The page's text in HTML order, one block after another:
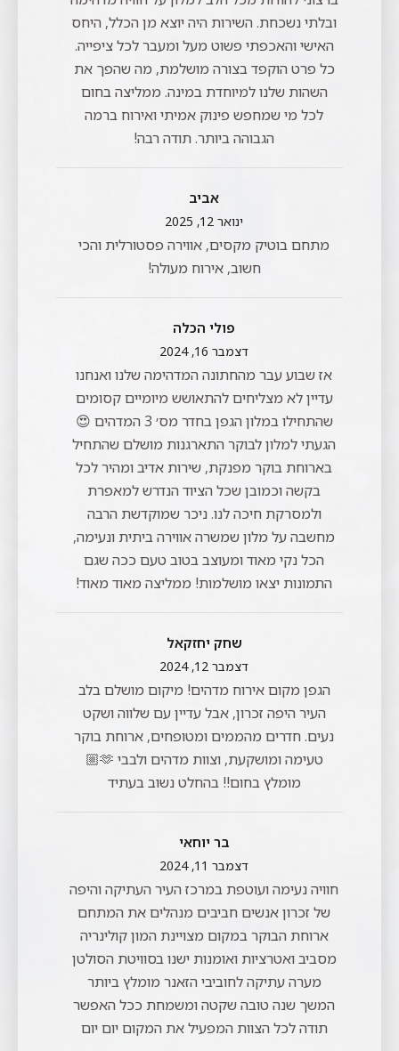
ובלתי נשכחת. השירות היה יוצא מן הכלל, היחס
האישי והאכפתי פשוט מעל ומעבר לכל ציפייה.
כל פרט הוקפד בצורה מושלמת, מה שהפך את
השהות שלנו למיוחדת במינה. ממליצה בחום
לכל מי שמחפש פינוק אמיתי ואירוח ברמה
הגבוהה ביותר. תודה רבה!
אביב
ינואר 12, 2025
מתחם בוטיק מקסים, אווירה פסטורלית והכי
חשוב, אירוח מעולה!
פולי הכלה
דצמבר 16, 2024
אז שבוע עבר מהחתונה המדהימה שלנו ואנחנו
עדיין לא מצליחים להתאושש מיומיים קסומים
שהתחילו במלון הגפן בחדר מס׳ 3 המדהים 😍
הגעתי למלון לבוקר התארגנות מושלם שהתחיל
בארוחת בוקר מפנקת, שירות אדיב ומהיר לכל
בקשה וכמובן שכל הציוד הנדרש למאפרת
ולמסרקת חיכה לנו. ניכר שמוקדשת הרבה
מחשבה על מלון שמשרה אווירה ביתית ונעימה,
הכל נקי מאוד ומעוצב בטוב טעם ככה שגם
התמונות יצאו מושלמות! ממליצה מאוד מאוד!
שחק יחזקאל
דצמבר 12, 2024
הגפן מקום אירוח מדהים! מיקום מושלם בלב
העיר היפה זכרון, אבל עדיין עם שלווה ושקט
נעים. חדרים מהממים ומטופחים, ארוחת בוקר
טעימה ומושקעת, וצוות מדהים ולבבי 🫶🏼
מומלץ בחום!! בהחלט נשוב בעתיד
בר יוחאי
דצמבר 11, 2024
חוויה נעימה ועוטפת במרכז העיר העתיקה והיפה
של זכרון אנשים חביבים מנהלים את המתחם
ארוחת הבוקר במקום מצויינת המון קולינריה
מסביב ואטרציות ואומנות ישנו בסוויטת הסולטן
מערה עתיקה לחוביבי הזאנר מומלץ ביותר
המשך שנה טובה שקטה ומשמחת ככל האפשר
תודה לכל הצוות המפעיל את המקום יום יום